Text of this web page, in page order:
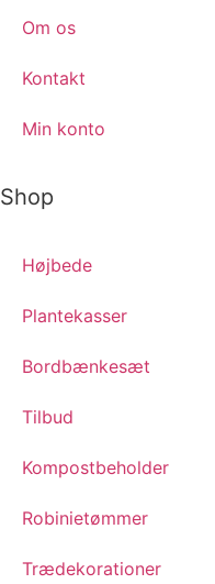
Om os
Kontakt
Min konto
Shop
Højbede
Plantekasser
Bordbænkesæt
Tilbud
Kompostbeholder
Robinietømmer
Trædekorationer